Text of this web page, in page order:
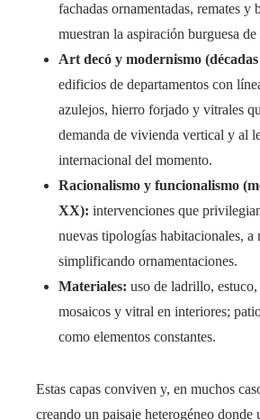
fachadas ornamentadas, remates y
muestran la aspiración burguesa
Art decó y modernismo
edificios de departamentos con
azulejos, hierro forjado y vitrales
demanda de vivienda vertical y al
internacional del momento.
Racionalismo y funcionalismo
XX): intervenciones que
nuevas tipologías habitacionales, a
simplificando ornamentaciones.
Materiales: uso de ladrillo,
mosaicos y vitral en interiores;
como elementos constantes.
Estas capas conviven y, en muchos
creando un paisaje heterogéneo donde